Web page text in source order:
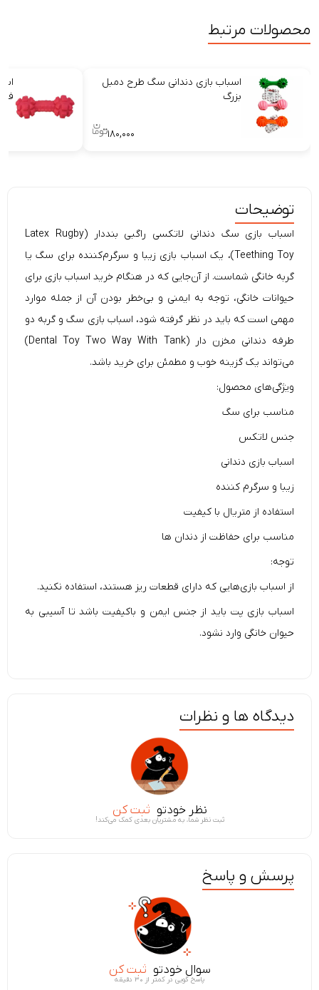
محصولات مرتبط
اسباب بازی دندانی سگ طرح دمبل
بزرگ
۱۸۰,۰۰۰
توضیحات
اسباب بازی سگ دندانی لاتکسی راگبی بنددار (Latex Rugby
Teething Toy)، یک اسباب بازی زیبا و سرگرم‌کننده برای سگ یا
گربه خانگی شماست. از آن‌جایی که در هنگام خرید اسباب بازی برای
حیوانات خانگی، توجه به ایمنی و بی‌خطر بودن آن از جمله موارد
مهمی است که باید در نظر گرفته شود، اسباب بازی سگ و گربه دو
طرفه دندانی مخزن دار (Dental Toy Two Way With Tank)
می‌تواند یک گزینه خوب و مطمئن برای خرید باشد.
ویژگی‌های محصول:
مناسب برای سگ
جنس لاتکس
اسباب بازی دندانی
زیبا و سرگرم کننده
استفاده از متریال با کیفیت
مناسب برای حفاظت از دندان ها
توجه:
از اسباب بازی‌هایی که دارای قطعات ریز هستند، استفاده نکنید.
اسباب بازی پت باید از جنس ایمن و باکیفیت باشد تا آسیبی به
حیوان خانگی وارد نشود.
دیدگاه ها و نظرات
نظر خودتو ثبت کن
ثبت نظر شما، به مشتریان بعدی کمک می‌کند!
پرسش و پاسخ
سوال خودتو ثبت کن
پاسخ گویی در کمتر از ۳۰ دقیقه